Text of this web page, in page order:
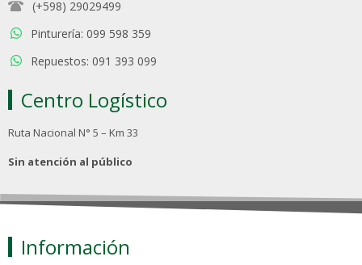
(+598) 29029499
Pinturería: 099 598 359
Repuestos: 091 393 099
Centro Logístico
Ruta Nacional N° 5 – Km 33
Sin atención al público
Información